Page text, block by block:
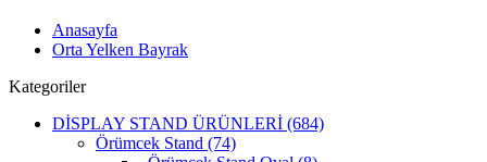
Anasayfa
Orta Yelken Bayrak
Kategoriler
DİSPLAY STAND ÜRÜNLERİ (684)
Örümcek Stand (74)